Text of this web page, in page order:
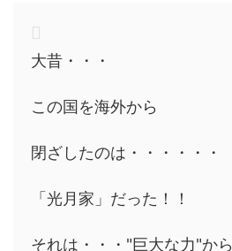
大昔・・・
この国を海外から
閉ざしたのは・・・・・・
「光月家」だった！！
それは・・・"巨大な力"から